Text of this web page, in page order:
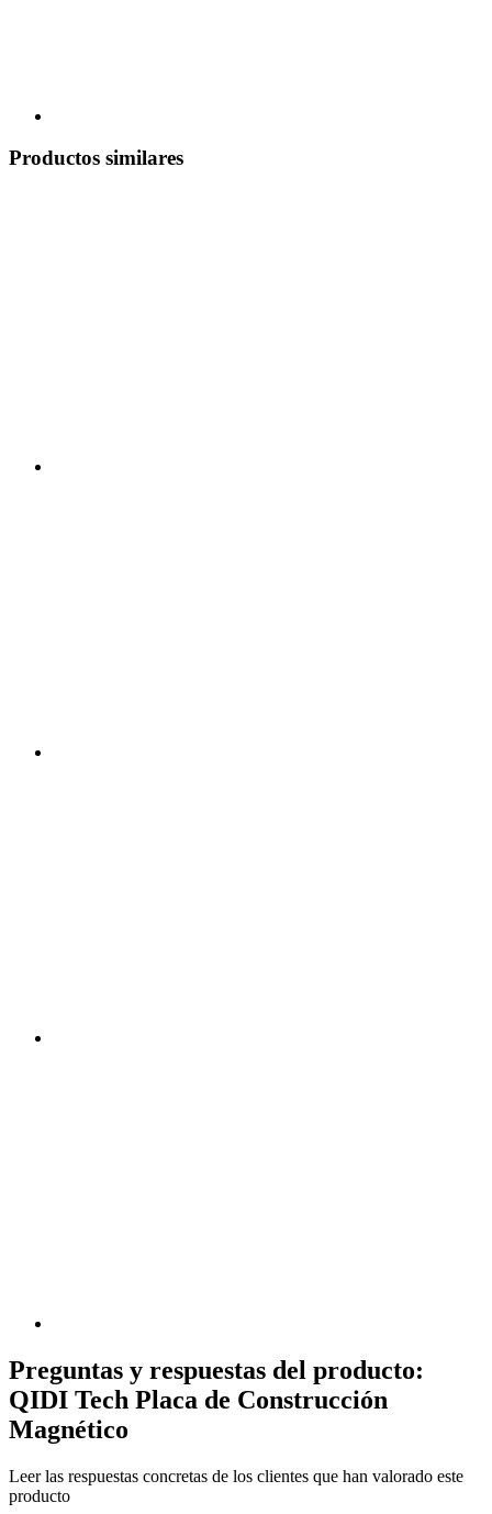
Productos similares
Preguntas y respuestas del producto:
QIDI Tech Placa de Construcción
Magnético
Leer las respuestas concretas de los clientes que han valorado este
producto